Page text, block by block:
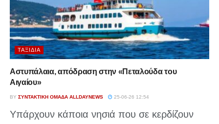
ΤΑΞΊΔΙΑ
Αστυπάλαια, απόδραση στην «Πεταλούδα του
Αιγαίου»
BY ΣΥΝΤΑΚΤΙΚΉ ΟΜΆΔΑ ALLDAYNEWS 25-06-26 12:54
Υπάρχουν κάποια νησιά που σε κερδίζουν